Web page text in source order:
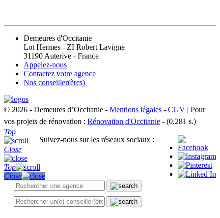
Demeures d'Occitanie
Lot Hermes - ZI Robert Lavigne
31190 Auterive - France
Appelez-nous
Contactez votre agence
Nos conseiller(ères)
© 2026 - Demeures d’Occitanie - Mentions légales - CGV | Pour
vos projets de rénovation : Rénovation d'Occitanie - (0.281 s.)
Suivez-nous sur les réseaux sociaux :
Top
Close
Top
Close